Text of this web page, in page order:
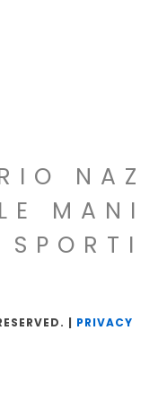
NAZ
MANI
| PRIVACY